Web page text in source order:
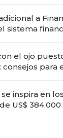
a
sistema
el ojo
para
inspira en
US$ 384.000